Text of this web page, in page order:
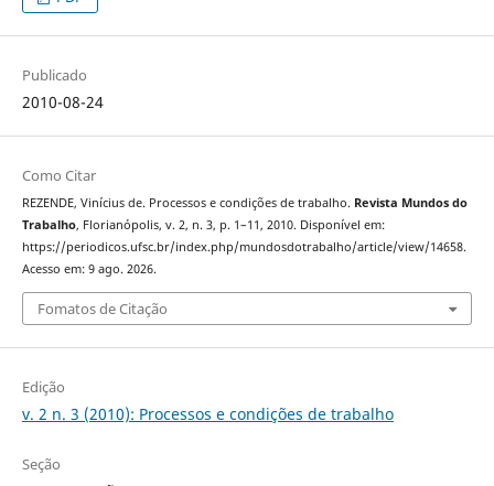
Publicado
2010-08-24
Como Citar
REZENDE, Vinícius de. Processos e condições de trabalho. Revista Mundos do
Trabalho, Florianópolis, v. 2, n. 3, p. 1–11, 2010. Disponível em:
https://periodicos.ufsc.br/index.php/mundosdotrabalho/article/view/14658.
Acesso em: 9 ago. 2026.
Fomatos de Citação
Edição
v. 2 n. 3 (2010): Processos e condições de trabalho
Seção